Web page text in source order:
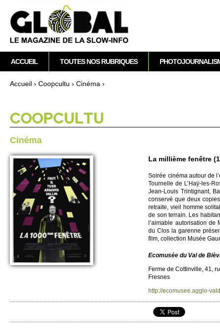
Accueil › Co­opcultu › Cinéma ›
CO­OPCULTU
Cinéma
La millième fenêtre
Soirée cinéma autour de
To­urne­lle de L’Haÿ-les-
Jean-Louis Trintignant,
conservé que deux
re­traite, vieil homme
de son te­rrain. Les
l’aimable auto­ri­sation de
du Clos la garenne
film, co­llection Musée
Eco­musée du Val de
Ferme de Cottinvi­lle, 41,
Fre­snes
http://​ecomusee.​agglo-
M
e
n
r
i
n
i
ACCUEIL TOUTES NOS RUBRIQUES